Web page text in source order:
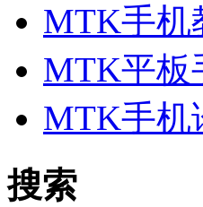
MTK手机
MTK平板
MTK手机
搜索